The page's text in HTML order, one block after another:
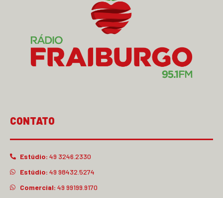
CONTATO
Estúdio: 49 3246.2330
Estúdio: 49 98432.5274
Comercial: 49 99199.9170